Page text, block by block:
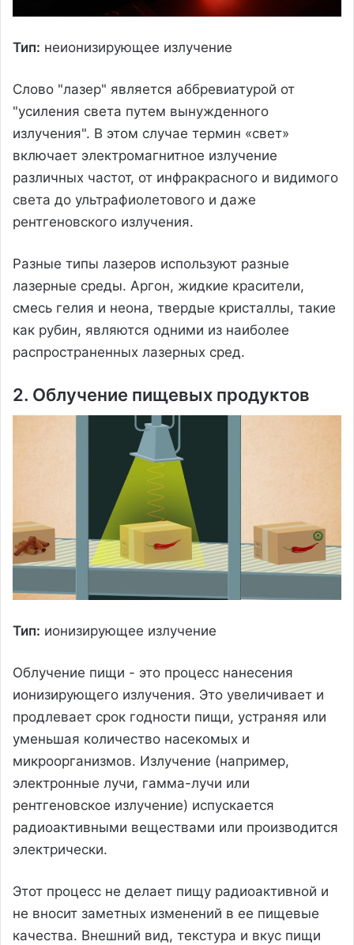
Тип: неионизирующее излучение
Слово "лазер" является аббревиатурой от
"усиления света путем вынужденного
излучения". В этом случае термин «свет»
включает электромагнитное излучение
различных частот, от инфракрасного и видимого
света до ультрафиолетового и даже
рентгеновского излучения.
Разные типы лазеров используют разные
лазерные среды. Аргон, жидкие красители,
смесь гелия и неона, твердые кристаллы, такие
как рубин, являются одними из наиболее
распространенных лазерных сред.
2. Облучение пищевых продуктов
Тип: ионизирующее излучение
Облучение пищи - это процесс нанесения
ионизирующего излучения. Это увеличивает и
продлевает срок годности пищи, устраняя или
уменьшая количество насекомых и
микроорганизмов. Излучение (например,
электронные лучи, гамма-лучи или
рентгеновское излучение) испускается
радиоактивными веществами или производится
электрически.
Этот процесс не делает пищу радиоактивной и
не вносит заметных изменений в ее пищевые
качества. Внешний вид, текстура и вкус пищи